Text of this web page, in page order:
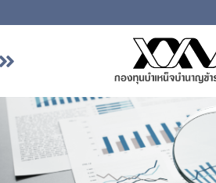
หน้าหลัก
เกี่ยวกับ กบข.
บริการสมาชิก